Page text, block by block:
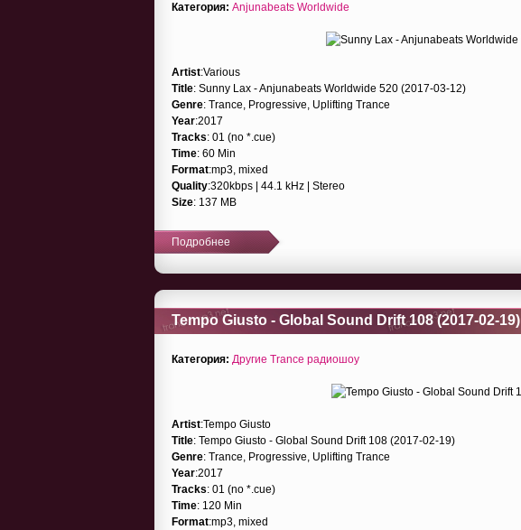
Категория: Anjunabeats Worldwide
Artist:Various
Title: Sunny Lax - Anjunabeats Worldwide 520 (2017-03-12)
Genre: Trance, Progressive, Uplifting Trance
Year:2017
Tracks: 01 (no *.cue)
Time: 60 Min
Format:mp3, mixed
Quality:320kbps | 44.1 kHz | Stereo
Size: 137 MB
Подробнее
Tempo Giusto - Global Sound Drift 108 (2017-02-19)
Категория: Другие Trance радиошоу
Artist:Tempo Giusto
Title: Tempo Giusto - Global Sound Drift 108 (2017-02-19)
Genre: Trance, Progressive, Uplifting Trance
Year:2017
Tracks: 01 (no *.cue)
Time: 120 Min
Format:mp3, mixed